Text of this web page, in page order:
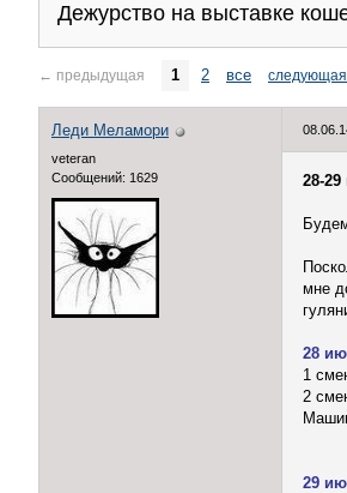
Дежурство на выставке
← предыдущая 1 2 все следующая
Леди Меламори
veteran
Сообщений: 1629
28-
мне
28
1
2
29